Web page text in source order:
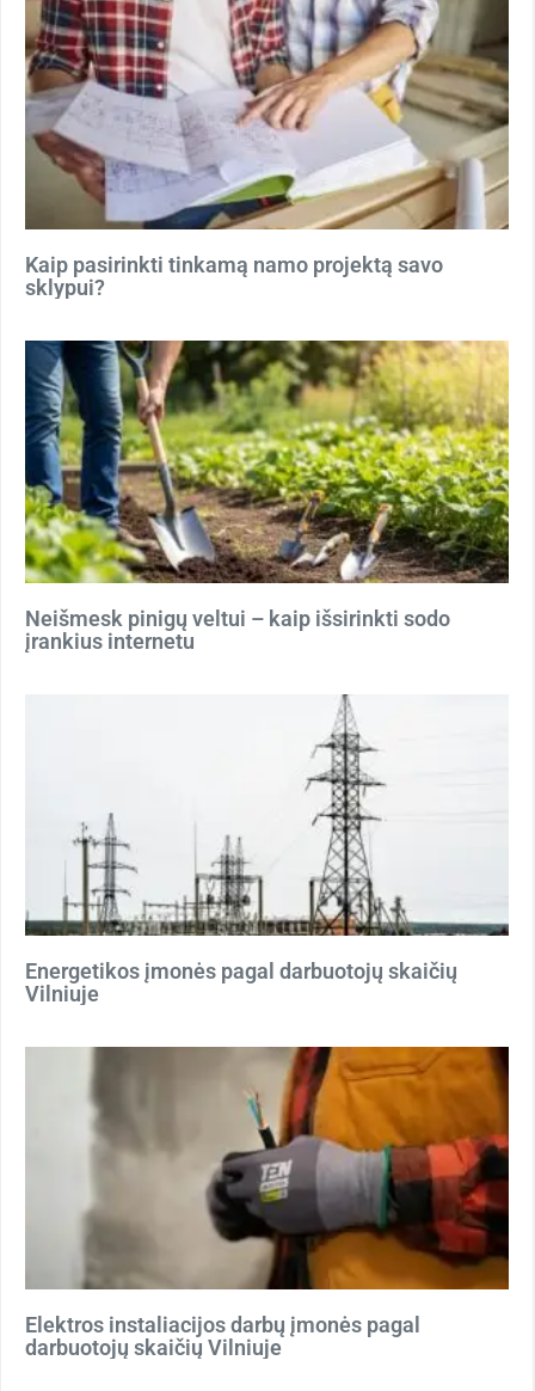
Kaip pasirinkti tinkamą namo projektą savo
sklypui?
Neišmesk pinigų veltui – kaip išsirinkti sodo
įrankius internetu
Energetikos įmonės pagal darbuotojų skaičių
Vilniuje
Elektros instaliacijos darbų įmonės pagal
darbuotojų skaičių Vilniuje